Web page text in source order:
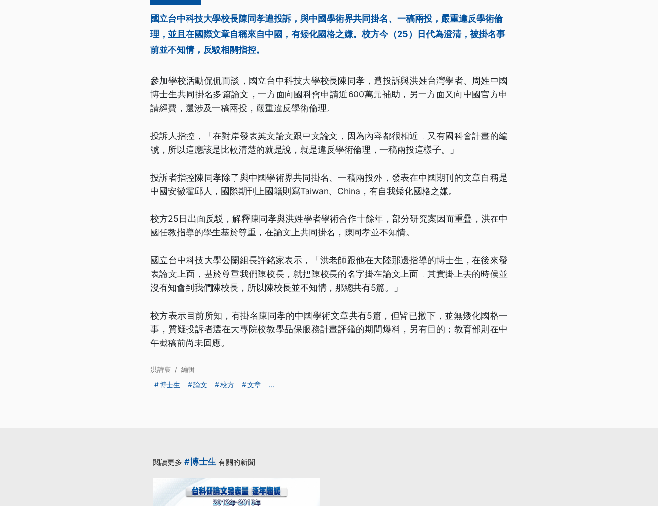
國立台中科技大學校長陳同孝遭投訴，與中國學術界共同掛名、一稿兩投，嚴重違反學術倫
理，並且在國際文章自稱來自中國，有矮化國格之嫌。校方今（25）日代為澄清，被掛名事
前並不知情，反駁相關指控。
參加學校活動侃侃而談，國立台中科技大學校長陳同孝，遭投訴與洪姓台灣學者、周姓中國
博士生共同掛名多篇論文，一方面向國科會申請近600萬元補助，另一方面又向中國官方申
請經費，還涉及一稿兩投，嚴重違反學術倫理。
投訴人指控，「在對岸發表英文論文跟中文論文，因為內容都很相近，又有國科會計畫的編
號，所以這應該是比較清楚的就是說，就是違反學術倫理，一稿兩投這樣子。」
投訴者指控陳同孝除了與中國學術界共同掛名、一稿兩投外，發表在中國期刊的文章自稱是
中國安徽霍邱人，國際期刊上國籍則寫Taiwan、China，有自我矮化國格之嫌。
校方25日出面反駁，解釋陳同孝與洪姓學者學術合作十餘年，部分研究案因而重疊，洪在中
國任教指導的學生基於尊重，在論文上共同掛名，陳同孝並不知情。
國立台中科技大學公關組長許銘家表示，「洪老師跟他在大陸那邊指導的博士生，在後來發
表論文上面，基於尊重我們陳校長，就把陳校長的名字掛在論文上面，其實掛上去的時候並
沒有知會到我們陳校長，所以陳校長並不知情，那總共有5篇。」
校方表示目前所知，有掛名陳同孝的中國學術文章共有5篇，但皆已撤下，並無矮化國格一
事，質疑投訴者選在大專院校教學品保服務計畫評鑑的期間爆料，另有目的；教育部則在中
午截稿前尚未回應。
洪詩宸 / 編輯
博士生
論文 校方 文章 ...
閱讀更多 #博士生 有關的新聞